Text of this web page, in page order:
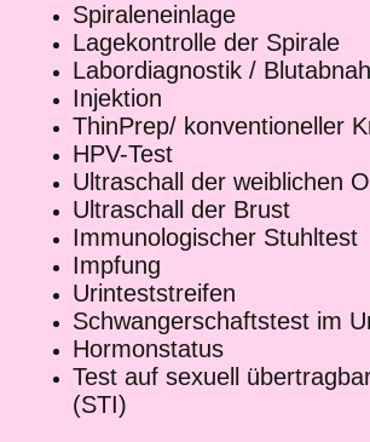
Spiraleneinlage
Lagekontrolle der Spirale
Labordiagnostik /
Injektion
ThinPrep/ konventioneller
HPV-Test
Ultraschall der weiblichen
Ultraschall der Brust
Immunologischer Stuhltest
Impfung
Urinteststreifen
Schwangerschaftstest im
Hormonstatus
Test auf sexuell
(STI)